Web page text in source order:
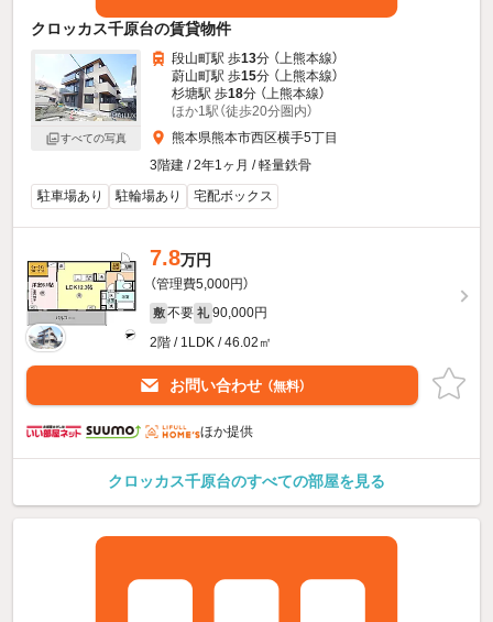
クロッカス千原台の賃貸物件
すべての写真
段山町駅 歩13分 （上熊本線）
蔚山町駅 歩15分 （上熊本線）
杉塘駅 歩18分 （上熊本線）
ほか1駅（徒歩20分圏内）
熊本県熊本市西区横手5丁目
3階建 / 2年1ヶ月 / 軽量鉄骨
駐車場あり
駐輪場あり 宅配ボックス
7.8万円
（管理費5,000円）
敷 不要 礼 90,000円
2階 / 1LDK / 46.02㎡
お問い合わせ （無料）
ほか提供
クロッカス千原台のすべての部屋を見る